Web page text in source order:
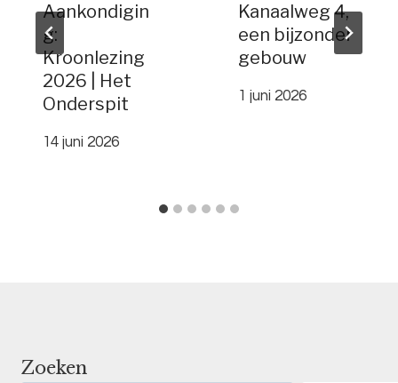
Aankondigin
g:
Kroonlezing
2026 | Het
Onderspit
14 juni 2026
Kanaalweg 4,
een bijzonder
gebouw
1 juni 2026
Zoeken